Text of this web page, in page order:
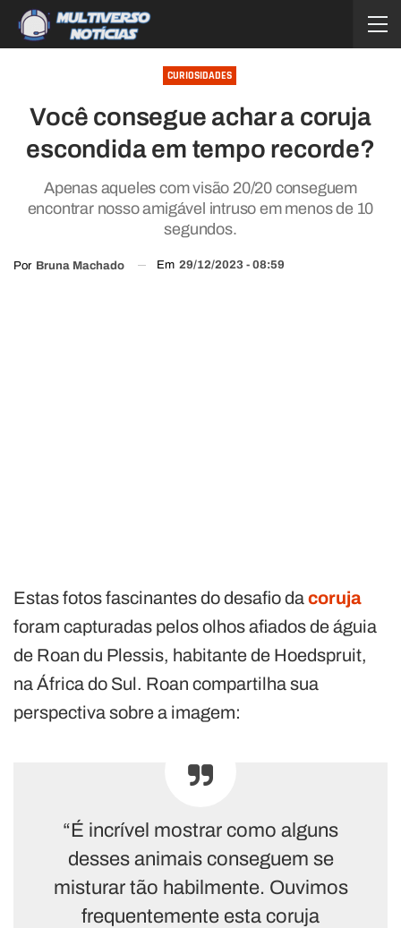
CURIOSIDADES
Você consegue achar a coruja
escondida em tempo recorde?
Apenas aqueles com visão 20/20 conseguem
encontrar nosso amigável intruso em menos de 10
segundos.
Por Bruna Machado Em 29/12/2023 - 08:59
Estas fotos fascinantes do desafio dacoruja
foram capturadas pelos olhos afiados de águia
de Roan du Plessis, habitante de Hoedspruit,
na África do Sul. Roan compartilha sua
perspectiva sobre a imagem:
“É incrível mostrar como alguns
desses animais conseguem se
misturar tão habilmente. Ouvimos
frequentemente esta coruja